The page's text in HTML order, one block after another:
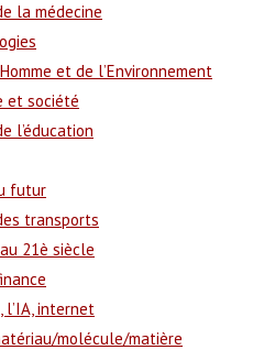
la médecine
et de l’Environnement
et société
l’éducation
futur
transports
21è siècle
l’IA, internet
molécule/matière